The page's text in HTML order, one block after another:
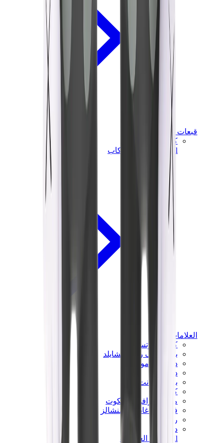
قبعات وكاب
كاب كروم هارتس
View All
قبعات وكاب
العلامات
كروم هارتس
بيرث أوف رويال تشايلد
درول دو مونسيور
دنيم تيرز
بروكن بلانت
كيث
ملابس ترافيس سكوت
فير أوف غاد × إيسنشالز
ريبرزنت
درو
View All
العلامات